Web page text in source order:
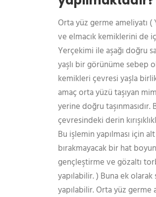
Orta yüz germe ameliyatı (
ve elmacık kemiklerini de
Yerçekimi ile aşağı doğru
yaşlı bir görünüme sebep
kemikleri çevresi yaşla
amaç orta yüzü taşıyan
yerine doğru taşınmasıdır.
çevresindeki derin
Bu işlemin yapılması için
bırakmayacak bir hat
gençleştirme ve gözaltı
yapılabilir. ) Buna ek
yapılabilir. Orta yüz